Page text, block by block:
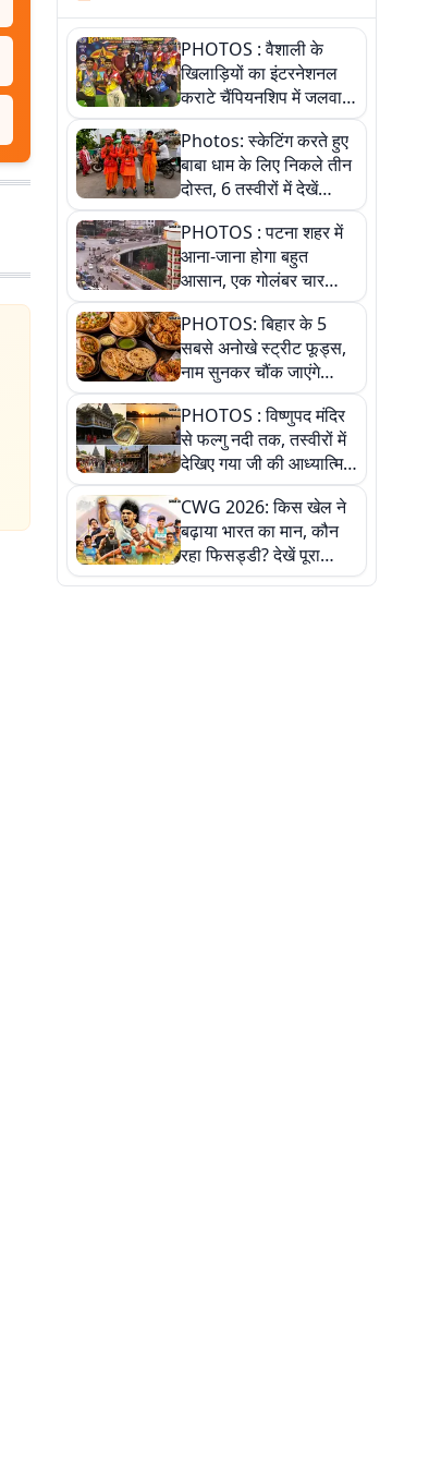
PHOTOS : वैशाली के
खिलाड़ियों का इंटरनेशनल
कराटे चैंपियनशिप में जलवा,
जीते 9 पदक, पांच तस्वीर से
देखिए पूरा खेल
Photos: स्केटिंग करते हुए
बाबा धाम के लिए निकले तीन
दोस्त, 6 तस्वीरों में देखें
आस्था और जुनून की कहानी
PHOTOS : पटना शहर में
आना-जाना होगा बहुत
आसान, एक गोलंबर चार
फ्लाईओवर को जोड़ेगा
PHOTOS: बिहार के 5
सबसे अनोखे स्ट्रीट फूड्स,
नाम सुनकर चौंक जाएंगे
लेकिन स्वाद ऐसा कि बार-बार
खाने का करेगा मन
PHOTOS : विष्णुपद मंदिर
से फल्गु नदी तक, तस्वीरों में
देखिए गया जी की आध्यात्मिक
पहचान
CWG 2026: किस खेल ने
बढ़ाया भारत का मान, कौन
रहा फिसड्डी? देखें पूरा
रिपोर्ट कार्ड